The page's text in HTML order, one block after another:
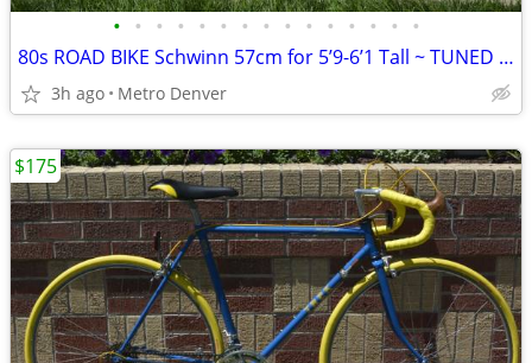
• • • • • • • • • • • • • • •
80s ROAD BIKE Schwinn 57cm for 5’9-6’1 Tall ~ TUNED UP RIDE READY!
3h ago Metro Denver
$175